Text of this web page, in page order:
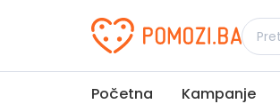
Udruženje Pomozi.ba
Početna Kampanje